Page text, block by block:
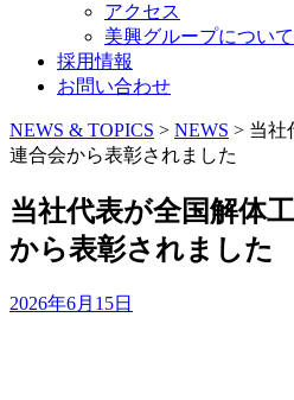
アクセス
美興グループについて
採用情報
お問い合わせ
コ
ン
ン
ツ
へ
キ
NEWS & TOPICS > NEWS > 当社
連合会から表彰されました
当社代表が全国解体
から表彰されました
2026年6月15日